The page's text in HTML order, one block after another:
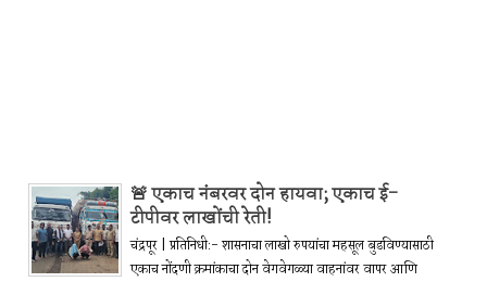
🚨 एकाच नंबरवर दोन हायवा; एकाच ई-
टीपीवर लाखोंची रेती!
चंद्रपूर | प्रतिनिधी:- शासनाचा लाखो रुपयांचा महसूल बुडविण्यासाठी
एकाच नोंदणी क्रमांकाचा दोन वेगवेगळ्या वाहनांवर वापर आणि